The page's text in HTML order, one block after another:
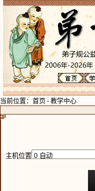
当前位置： 首页 - 教学中心
主机位置